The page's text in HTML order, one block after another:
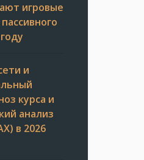
игровые
и
курса и
анализ
в 2026